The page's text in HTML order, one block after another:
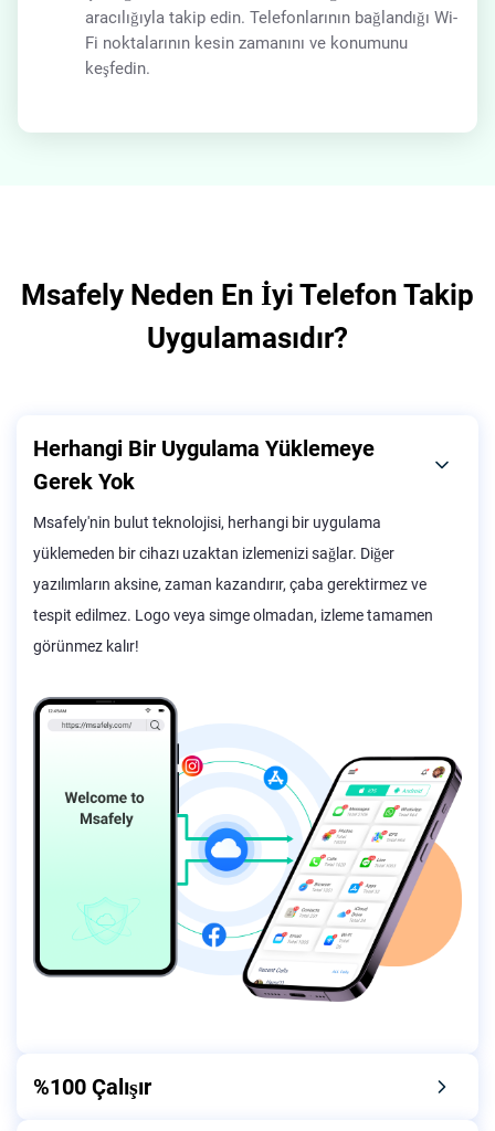
aracılığıyla takip edin. Telefonlarının bağlandığı Wi-
Fi noktalarının kesin zamanını ve konumunu
keşfedin.
Msafely Neden En İyi Telefon Takip
Uygulamasıdır?
Herhangi Bir Uygulama Yüklemeye
Gerek Yok
Msafely'nin bulut teknolojisi, herhangi bir uygulama
yüklemeden bir cihazı uzaktan izlemenizi sağlar. Diğer
yazılımların aksine, zaman kazandırır, çaba gerektirmez ve
tespit edilmez. Logo veya simge olmadan, izleme tamamen
görünmez kalır!
%100 Çalışır